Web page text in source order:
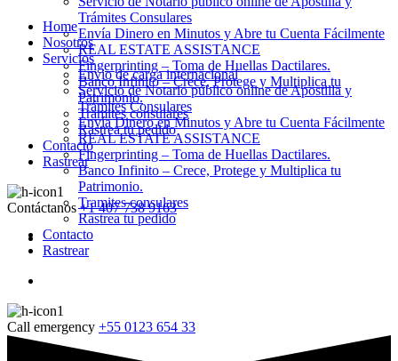
Trámites Consulares
Envía Dinero en Minutos y Abre tu Cuenta Fácilmente
REAL ESTATE ASSISTANCE
Fingerprinting – Toma de Huellas Dactilares.
Banco Infinito – Crece, Protege y Multiplica tu
Patrimonio.
Tramites consulares
Rastrea tu pedido
Contacto
Rastrear
Contáctanos +1 407 738 9163
Home
Nosotros
Servicios
Envio de carga internacional
Servicio de Notario público online de Apostilla y
Trámites Consulares
Envía Dinero en Minutos y Abre tu Cuenta Fácilmente
REAL ESTATE ASSISTANCE
Fingerprinting – Toma de Huellas Dactilares.
Banco Infinito – Crece, Protege y Multiplica tu
Patrimonio.
Tramites consulares
Rastrea tu pedido
Contacto
Rastrear
Call emergency +55 0123 654 33